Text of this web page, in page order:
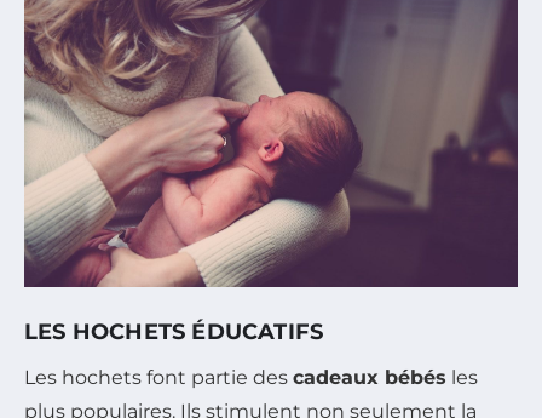
LES HOCHETS ÉDUCATIFS
Les hochets font partie des cadeaux bébés les
plus populaires. Ils stimulent non seulement la